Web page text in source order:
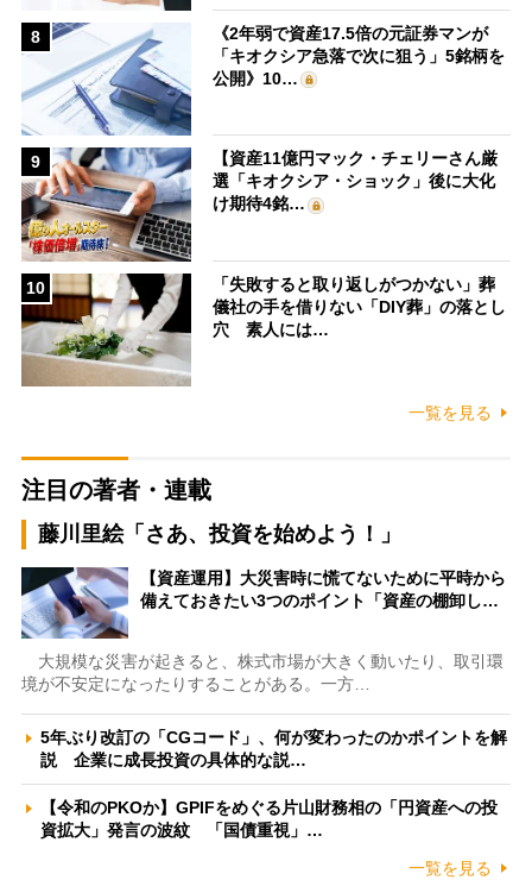
8
《2年弱で資産17.5倍の元証券マンが
「キオクシア急落で次に狙う」5銘柄を
公開》10…
9
【資産11億円マック・チェリーさん厳
選「キオクシア・ショック」後に大化
け期待4銘…
10
「失敗すると取り返しがつかない」葬
儀社の手を借りない「DIY葬」の落とし
穴 素人には…
一覧を見る
注目の著者・連載
藤川里絵「さあ、投資を始めよう！」
【資産運用】大災害時に慌てないために平時から
備えておきたい3つのポイント「資産の棚卸し…
大規模な災害が起きると、株式市場が大きく動いたり、取引環
境が不安定になったりすることがある。一方…
5年ぶり改訂の「CGコード」、何が変わったのかポイントを解
説 企業に成長投資の具体的な説…
【令和のPKOか】GPIFをめぐる片山財務相の「円資産への投
資拡大」発言の波紋 「国債重視」…
一覧を見る